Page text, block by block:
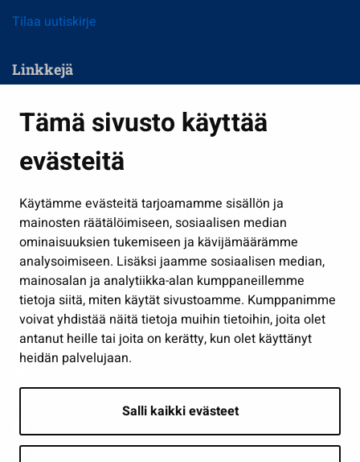
Tämä sivusto käyttää
evästeitä
Käytämme evästeitä tarjoamamme sisällön ja
mainosten räätälöimiseen, sosiaalisen median
ominaisuuksien tukemiseen ja kävijämäärämme
analysoimiseen. Lisäksi jaamme sosiaalisen median,
mainosalan ja analytiikka-alan kumppaneillemme
tietoja siitä, miten käytät sivustoamme. Kumppanimme
voivat yhdistää näitä tietoja muihin tietoihin, joita olet
antanut heille tai joita on kerätty, kun olet käyttänyt
heidän palvelujaan.
Salli kaikki evästeet
Tilaa uutiskirje
Linkkejä
Kasvatus ja opetus
Kulttuuri ja liikunta
Työ ja yrittäminen
Osallistu ja asioi
Näytä omat evästeasetukseni
Seuraa meitä